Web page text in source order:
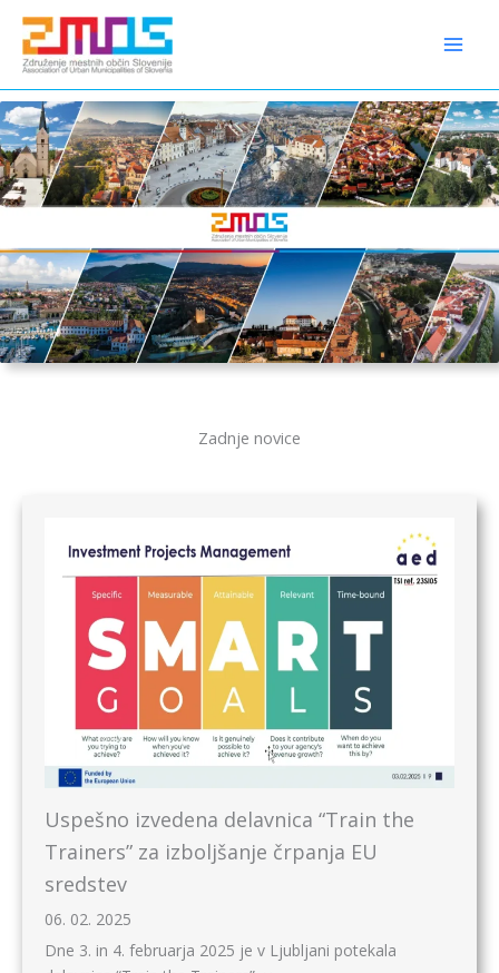
content
Preskoči
vsebino
Zadnje novice
Uspešno izvedena delavnica “Train the
Trainers” za izboljšanje črpanja EU
sredstev
06. 02. 2025
Dne 3. in 4. februarja 2025 je v Ljubljani potekala